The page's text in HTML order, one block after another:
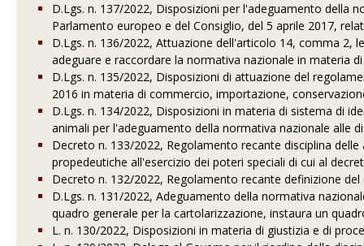
D.Lgs. n. 137/2022, Disposizioni per l'adeguamento della
Parlamento europeo e del Consiglio, del 5 aprile 2017,
D.Lgs. n. 136/2022, Attuazione dell'articolo 14, comma 2,
adeguare e raccordare la normativa nazionale in materia
D.Lgs. n. 135/2022, Disposizioni di attuazione del
2016 in materia di commercio, importazione,
D.Lgs. n. 134/2022, Disposizioni in materia di sistema di
animali per l'adeguamento della normativa nazionale alle
Decreto n. 133/2022, Regolamento recante disciplina
propedeutiche all'esercizio dei poteri speciali di cui al
Decreto n. 132/2022, Regolamento recante definizione
D.Lgs. n. 131/2022, Adeguamento della normativa
quadro generale per la cartolarizzazione, instaura un
L. n. 130/2022, Disposizioni in materia di giustizia e di